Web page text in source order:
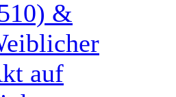
&
auf